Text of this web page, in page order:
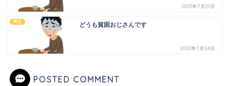
2023年7月21日
貧乏 どうも貧困おじさんです
2022年7月24日
POSTED COMMENT